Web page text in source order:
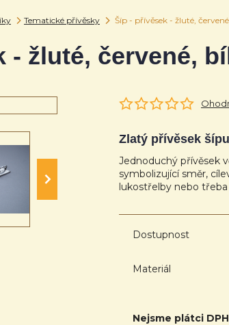
Tematické přívěsky Šíp - přívěsek - žluté,
- žluté, červené,
Zlatý přívěsek šípu
Jednoduchý přívěsek
symbolizující směr,
lukostřelby nebo třeba
Dostupnost
Materiál
Nejsme plátci DPH